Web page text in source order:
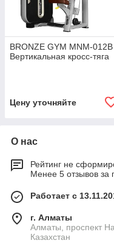
BRONZE GYM MNM-012B
Вертикальная кросс-тяга
Цену уточняйте
О нас
Рейтинг не
Менее 5 отзывов за
Работает с
г. Алматы
Алматы, проспект
Казахстан